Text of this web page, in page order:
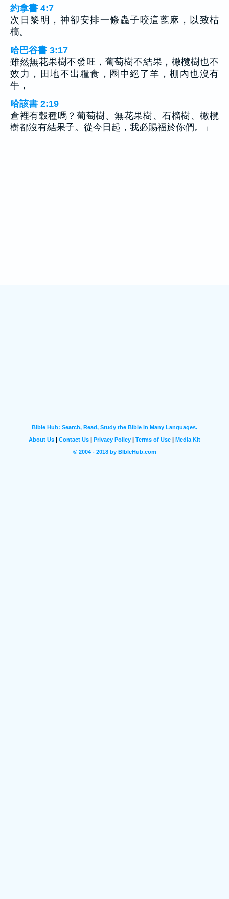
約拿書 4:7
次日黎明，神卻安排一條蟲子咬這蓖麻，以致枯
槁。
哈巴谷書 3:17
雖然無花果樹不發旺，葡萄樹不結果，橄欖樹也不
效力，田地不出糧食，圈中絕了羊，棚內也沒有
牛，
哈該書 2:19
倉裡有穀種嗎？葡萄樹、無花果樹、石榴樹、橄欖
樹都沒有結果子。從今日起，我必賜福於你們。」